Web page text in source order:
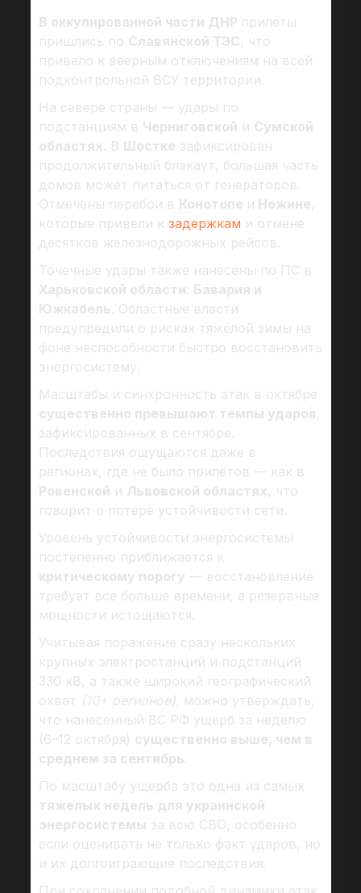
В оккупированной части ДНР прилеты
пришлись по Славянской ТЭС, что
привело к веерным отключениям на всей
подконтрольной ВСУ территории.
На севере страны — удары по
подстанциям в Черниговской и Сумской
областях. В Шостке зафиксирован
продолжительный блэкаут, большая часть
домов может питаться от генераторов.
Отмечены перебои в Конотопе и Нежине,
которые привели к задержкам и отмене
десятков железнодорожных рейсов.
Точечные удары также нанесены по ПС в
Харьковской области: Бавария и
Южкабель. Областные власти
предупредили о рисках тяжёлой зимы на
фоне неспособности быстро восстановить
энергосистему.
Масштабы и синхронность атак в октябре
существенно превышают темпы ударов,
зафиксированных в сентябре.
Последствия ощущаются даже в
регионах, где не было прилётов — как в
Ровенской и Львовской областях, что
говорит о потере устойчивости сети.
Уровень устойчивости энергосистемы
постепенно приближается к
критическому порогу — восстановление
требует все больше времени, а резервные
мощности истощаются.
Учитывая поражение сразу нескольких
крупных электростанций и подстанций
330 кВ, а также широкий географический
охват (10+ регионов),
можно утверждать,
что нанесенный ВС РФ ущерб за неделю
(6–12 октября) существенно выше, чем в
среднем за сентябрь.
По масштабу ущерба это одна из самых
тяжелых недель для украинской
энергосистемы за всю СВО, особенно
если оценивать не только факт ударов, но
и их долгоиграющие последствия.